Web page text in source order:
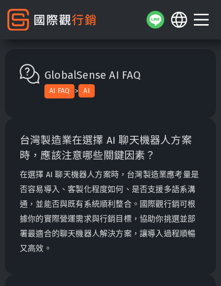
GlobalSense AI FAQ
AI FAQ > AI
台灣製造業在選擇 AI 聊天機器人方案
時，應該注意哪些關鍵因素？
在選擇 AI 聊天機器人方案時，台灣製造業應考量是
否容易導入、客製化程度如何、是否支援多語系溝
通，並能否與既有系統順利整合。國際觀行銷可根
據你的實際營運需求與行銷目標，協助你挑選並部
署最適合的聊天機器人解決方案，讓導入過程順暢
又高效。